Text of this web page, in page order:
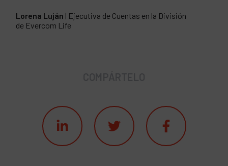
Lorena Luján | Ejecutiva de Cuentas en la División
de Evercom Life